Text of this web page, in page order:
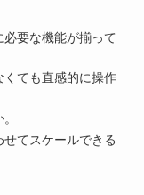
要な機能が揃って
くても直感的に操作
てスケールできる